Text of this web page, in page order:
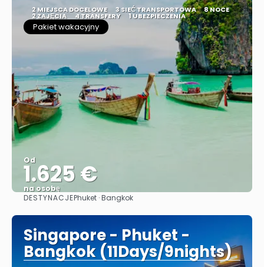
2 MIEJSCA DOCELOWE 3 SIEĆ TRANSPORTOWA 8 NOCE
2 ZAJĘCIA 4 TRANSFERY 1 UBEZPIECZENIA
Pakiet wakacyjny
Od
1.625 €
na osobę
Zobacz
DESTYNACJEPhuket · Bangkok
Singapore - Phuket -
Bangkok (11Days/9nights)